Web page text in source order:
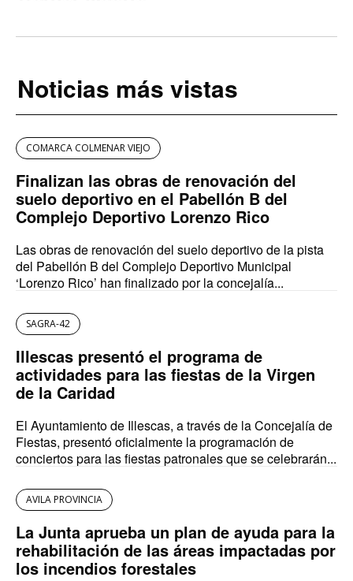
Noticias más vistas
COMARCA COLMENAR VIEJO
Finalizan las obras de renovación del
suelo deportivo en el Pabellón B del
Complejo Deportivo Lorenzo Rico
Las obras de renovación del suelo deportivo de la pista
del Pabellón B del Complejo Deportivo Municipal
‘Lorenzo Rico’ han finalizado por la concejalía...
SAGRA-42
Illescas presentó el programa de
actividades para las fiestas de la Virgen
de la Caridad
El Ayuntamiento de Illescas, a través de la Concejalía de
Fiestas, presentó oficialmente la programación de
conciertos para las fiestas patronales que se celebrarán...
AVILA PROVINCIA
La Junta aprueba un plan de ayuda para la
rehabilitación de las áreas impactadas por
los incendios forestales